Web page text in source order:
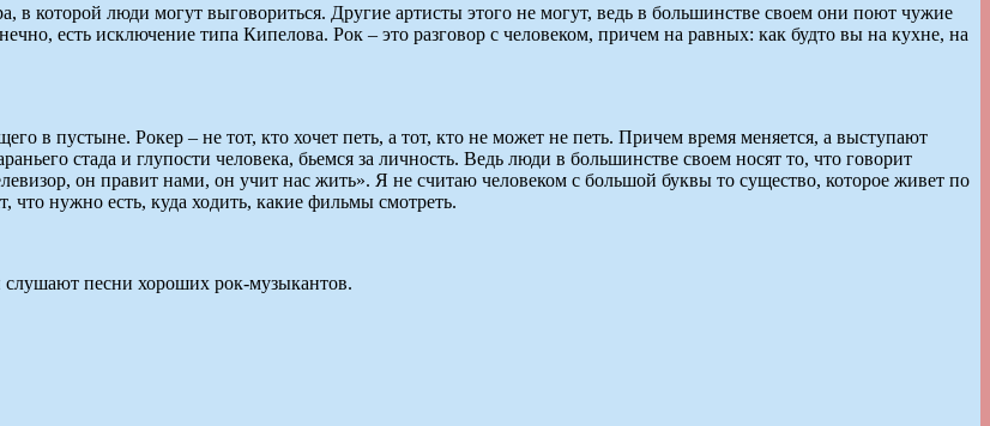
в которой люди могут выговориться. Другие артисты этого не могут, ведь в большинстве своем они поют чужие
есть исключение типа Кипелова. Рок – это разговор с человеком, причем на равных: как будто вы на кухне, на
в пустыне. Рокер – не тот, кто хочет петь, а тот, кто не может не петь. Причем время меняется, а выступают
стада и глупости человека, бьемся за личность. Ведь люди в большинстве своем носят то, что говорит
он правит нами, он учит нас жить». Я не считаю человеком с большой буквы то существо, которое живет по
что нужно есть, куда ходить, какие фильмы смотреть.
слушают песни хороших рок-музыкантов.